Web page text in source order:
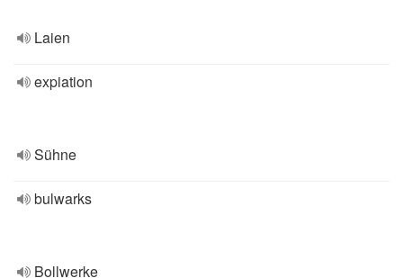
Laien
expiation
Sühne
bulwarks
Bollwerke